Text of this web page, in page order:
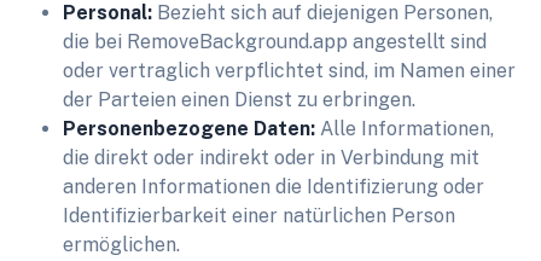
Personal: Bezieht sich auf diejenigen Personen,
die bei RemoveBackground.app angestellt sind
oder vertraglich verpflichtet sind, im Namen einer
der Parteien einen Dienst zu erbringen.
Personenbezogene Daten: Alle Informationen,
die direkt oder indirekt oder in Verbindung mit
anderen Informationen die Identifizierung oder
Identifizierbarkeit einer natürlichen Person
ermöglichen.